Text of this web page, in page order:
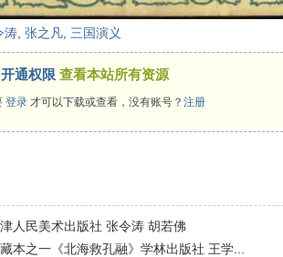
涛, 张之凡, 三国演义
开通权限 查看本站所有资源
登录才可以下载或查看，没有账号？ 注册
津人民美术出版社 张令涛 胡若佛
本之一《北海救孔融》学林出版社 王学...